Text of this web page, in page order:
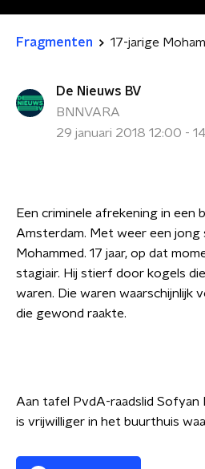
Fragmenten
De Nieuws BV
BNNVARA
29 januari 2018 12:00 -
Een criminele afrekening in een
Amsterdam. Met weer een jong
Mohammed. 17 jaar, op dat
stagiair. Hij stierf door kogels
waren. Die waren waarschijnlijk
die gewond raakte.
Aan tafel PvdA-raadslid Sofyan
is vrijwilliger in het buurthuis